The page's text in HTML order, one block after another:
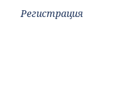
Регистрация